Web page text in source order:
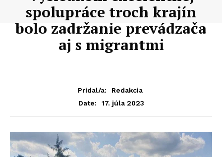
spolupráce troch krajín
bolo zadržanie prevádzača
aj s migrantmi
Pridal/a:
Redakcia
Date:
17. júla 2023